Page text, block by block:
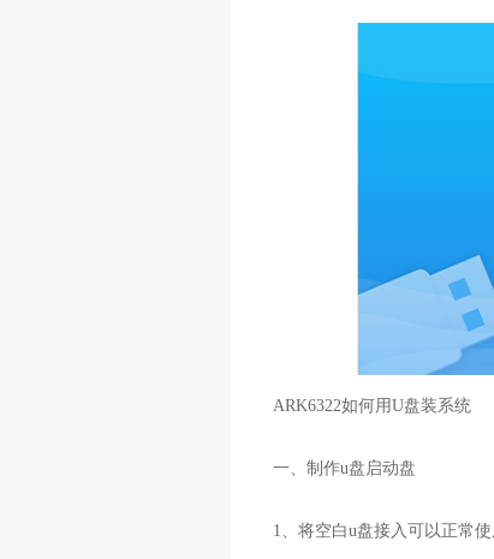
ARK6322如何用U盘装系统
一、制作u盘启动盘
1、将空白u盘接入可以正常